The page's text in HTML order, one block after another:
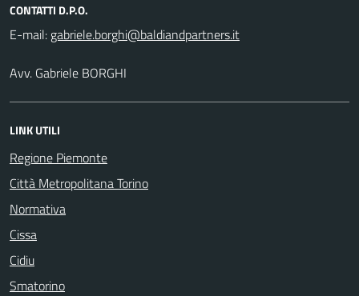
CONTATTI D.P.O.
E-mail:
Avv. Gabriele BORGHI
LINK UTILI
Regione Piemonte
Città Metropolitana Torino
Normativa
Cissa
Cidiu
Smatorino